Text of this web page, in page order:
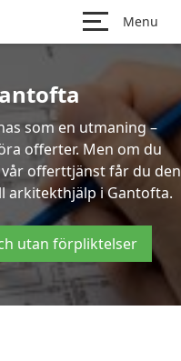
Menu
som en utmaning –
offerter. Men om du
offerttjänst får du den
arkitekthjälp i Gantofta.
utan förpliktelser